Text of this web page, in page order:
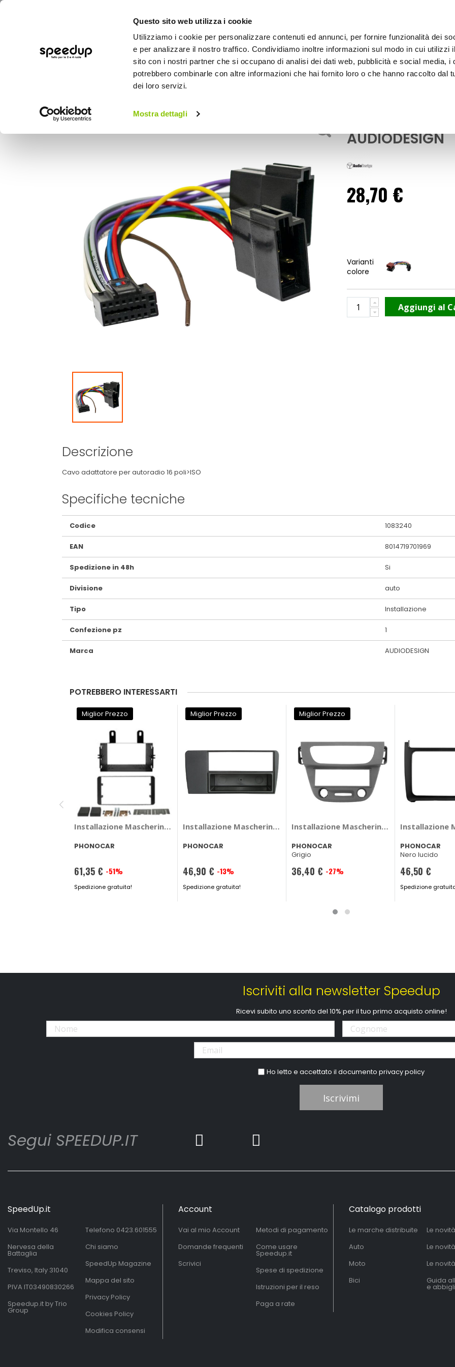
Questo sito web utilizza i cookie
Utilizziamo i cookie per personalizzare contenuti ed annunci, per fornire funzionalità dei
e per analizzare il nostro traffico. Condividiamo inoltre informazioni sul modo in cui utilizzi
sito con i nostri partner che si occupano di analisi dei dati web, pubblicità e social media, i
potrebbero combinarle con altre informazioni che hai fornito loro o che hanno raccolto dal
dei loro servizi.
Mostra dettagli
BICI OUTDOOR
Home
AUDIODESIGN
28,70 €
Varianti
colore
Aggiungi al
Descrizione
Cavo adattatore per autoradio 16 poli>ISO
Specifiche tecniche
Maggiori
Informazioni
Codice 1083240
EAN 8014719701969
Spedizione in 48h Si
Divisione auto
Tipo Installazione
Confezione pz 1
Marca AUDIODESIGN
POTREBBERO INTERESSARTI
Miglior Prezzo
Installazione Mascherina 2 din Daihatsu Materia - PHONOCAR Daihatsu Materia
PHONOCAR
Prezzo
speciale
61,35 € -51%
Spedizione gratuita!
Miglior Prezzo
Installazione Mascherina 2 din - PHONOCAR Volvo S60, V70
PHONOCAR
Prezzo
speciale
46,90 € -13%
Spedizione gratuita!
Miglior Prezzo
PHONOCAR
Grigio
Prezzo
36,40 € -27%
Installazione
PHONOCAR
Nero lucido
46,50 €
Spedizione
Iscriviti alla newsletter Speedup
Ricevi subito uno sconto del 10% per il tuo primo acquisto online!
Ho letto e accettato il documentoprivacy policy
Iscrivimi
Segui SPEEDUP.IT
SpeedUp.it
Via Montello 46
Nervesa della
Battaglia
Treviso, Italy 31040
PIVA IT03490830266
Speedup.it by Trio
Group
Telefono 0423.601555
Chi siamo
SpeedUp Magazine
Mappa del sito
Privacy Policy
Cookies Policy
Modifica consensi
Account
Vai al mio Account
Domande frequenti
Scrivici
Metodi di pagamento
Come usare
Speedup.it
Spese di spedizione
Istruzioni per il reso
Paga a rate
Catalogo prodotti
Le marche distribuite
Auto
Moto
Bici
Le
Le
Le
Guida
e